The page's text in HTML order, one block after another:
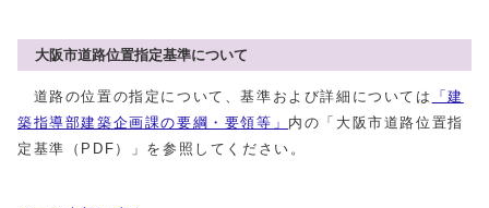
大阪市道路位置指定基準について
道路の位置の指定について、基準および詳細については
「建
築指導部建築企画課の要綱・要領等」 内の「大阪市道路位置指
定基準（PDF）」を参照してください。